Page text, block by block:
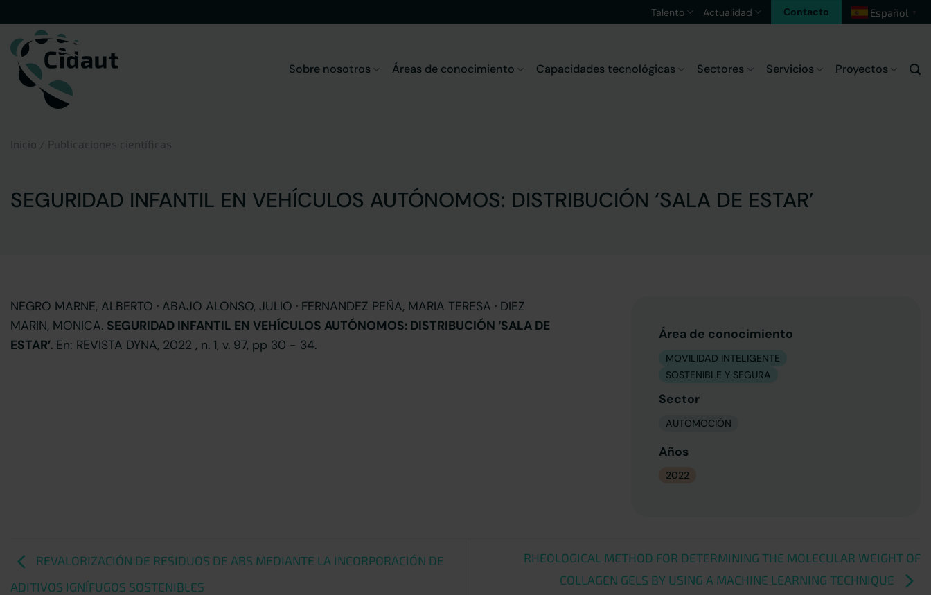
al
contenido
Talento Actualidad Contacto Español ▼
Sobre nosotros Áreas de conocimiento Capacidades tecnológicas Sectores Servicios Proyectos
Inicio Publicaciones científicas
SEGURIDAD INFANTIL EN VEHÍCULOS AUTÓNOMOS: DISTRIBUCIÓN ‘SALA DE ESTAR’
NEGRO MARNE, ALBERTO · ABAJO ALONSO, JULIO · FERNANDEZ PEÑA, MARIA TERESA · DIEZ
MARIN, MONICA. SEGURIDAD INFANTIL EN VEHÍCULOS AUTÓNOMOS: DISTRIBUCIÓN ‘SALA DE
ESTAR’. En: REVISTA DYNA, 2022 , n. 1, v. 97, pp 30 - 34.
Área de conocimiento
MOVILIDAD INTELIGENTE
SOSTENIBLE Y SEGURA
Sector
AUTOMOCIÓN
Años
2022
REVALORIZACIÓN DE RESIDUOS DE ABS MEDIANTE LA INCORPORACIÓN DE
ADITIVOS IGNÍFUGOS SOSTENIBLES
RHEOLOGICAL METHOD FOR DETERMINING THE MOLECULAR WEIGHT OF
COLLAGEN GELS BY USING A MACHINE LEARNING TECHNIQUE